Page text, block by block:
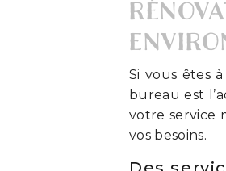
Si vous êtes
bureau est
votre service
vos besoins.